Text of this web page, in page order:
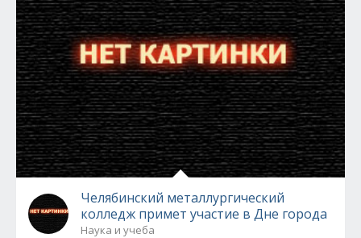
Челябинский металлургический
колледж примет участие в Дне города
Наука и учеба